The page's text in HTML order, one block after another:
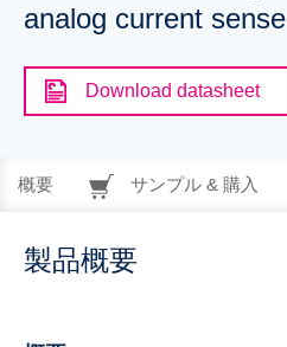
analog current sense
Download datasheet
概要 サンプル & 購入
製品概要